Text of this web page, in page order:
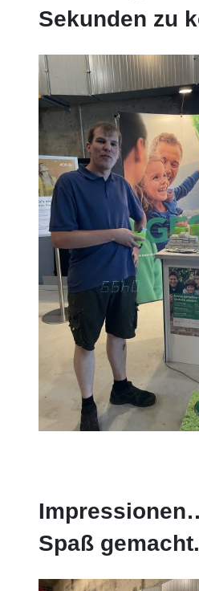
Sekunden zu
Spaß gemacht.